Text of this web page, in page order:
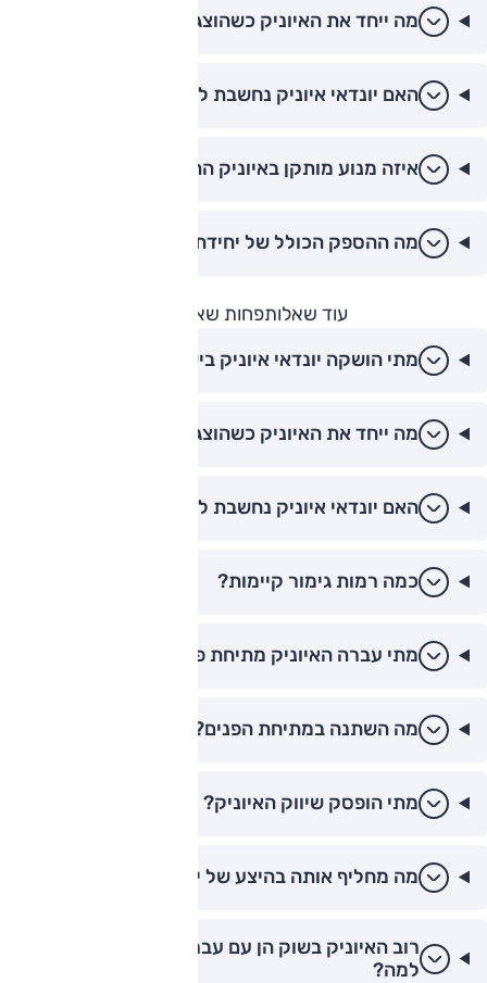
מה ייחד את האיוניק כשהוצגה לראשונה?
האם יונדאי איוניק נחשבת לדגם מוביל בישראל?
איזה מנוע מותקן באיוניק ההיברידית?
מה ההספק הכולל של יחידת הכוח?
עוד שאלותפחות שאלות
מתי הושקה יונדאי איוניק בישראל?
מה ייחד את האיוניק כשהוצגה לראשונה?
האם יונדאי איוניק נחשבת לדגם מוביל בישראל?
כמה רמות גימור קיימות?
מתי עברה האיוניק מתיחת פנים?
מה השתנה במתיחת הפנים?
מתי הופסק שיווק האיוניק?
מה מחליף אותה בהיצע של יונדאי?
רוב האיוניק בשוק הן עם עבר של מכוניות ליסינג,
למה?